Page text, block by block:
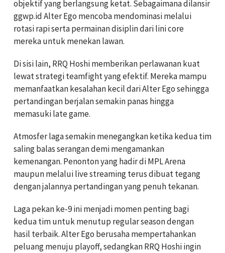
objektif yang berlangsung ketat. Sebagaimana dilansir
ggwp.id Alter Ego mencoba mendominasi melalui
rotasi rapi serta permainan disiplin dari lini core
mereka untuk menekan lawan.
Di sisi lain, RRQ Hoshi memberikan perlawanan kuat
lewat strategi teamfight yang efektif. Mereka mampu
memanfaatkan kesalahan kecil dari Alter Ego sehingga
pertandingan berjalan semakin panas hingga
memasuki late game.
Atmosfer laga semakin menegangkan ketika kedua tim
saling balas serangan demi mengamankan
kemenangan. Penonton yang hadir di MPL Arena
maupun melalui live streaming terus dibuat tegang
dengan jalannya pertandingan yang penuh tekanan.
Laga pekan ke-9 ini menjadi momen penting bagi
kedua tim untuk menutup regular season dengan
hasil terbaik. Alter Ego berusaha mempertahankan
peluang menuju playoff, sedangkan RRQ Hoshi ingin